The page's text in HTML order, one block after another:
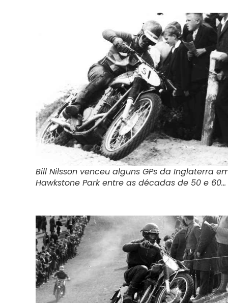
Bill Nilsson venceu alguns GPs da Inglaterra
Hawkstone Park entre as décadas de 50 e 60…